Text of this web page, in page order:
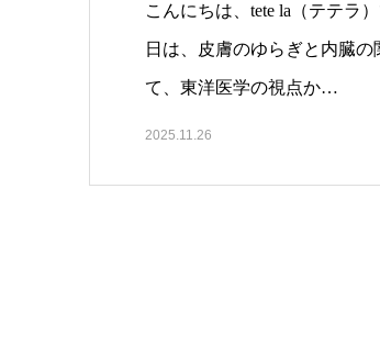
こんにちは、tete la（テテラ
日は、皮膚のゆらぎと内臓の
て、東洋医学の視点か…
2025.11.26